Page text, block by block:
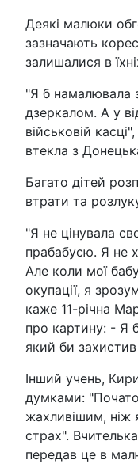
Деякі малюки
зазначають
залишалися в
"Я б намалювала
дзеркалом. А у
військовій
втекла з
Багато дітей
втрати та
"Я не цінувала
прабабусю. Я не
Але коли мої
окупації, я
каже 11-річна
про картину: - Я
який би
Інший учень,
думками:
жахливішим, ніж
страх".
передав це в